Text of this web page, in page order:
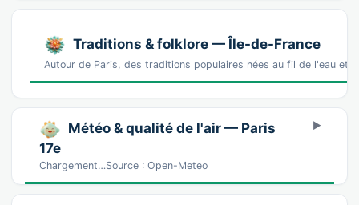
Traditions & folklore — Île-de-France
Autour de Paris, des traditions populaires nées au fil de l'eau et
Météo & qualité de l'air — Paris
17e
Chargement…Source : Open-Meteo